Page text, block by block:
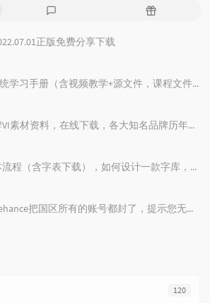
评
论
随
正版免费分享下载
白无常C4D系统学习手册（含视频教学+源文件，课程文件）免费下载学习
世界知名品牌VI素材资料，在线下载，各大知名品牌历年的VI记录都存在这上面，
字库设计基本流程（含字表下载），如何设计一款字库，字体标准流程，字表整理
惊闻Adobe Behance把国区所有的账号都封了，提示您无权访问本产品，下面我来告诉大家如何做，找回你的作品！找回behance账号，恢复behance老账号数据。
120